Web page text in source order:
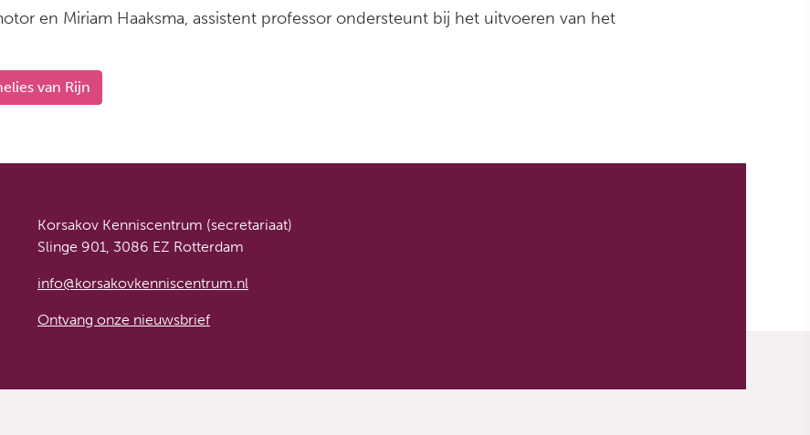
en Miriam Haaksma, assistent professor ondersteunt bij het uitvoeren van het
van Rijn
Korsakov Kenniscentrum (secretariaat)
Slinge 901, 3086 EZ Rotterdam
info@korsakovkenniscentrum.nl
Ontvang onze nieuwsbrief